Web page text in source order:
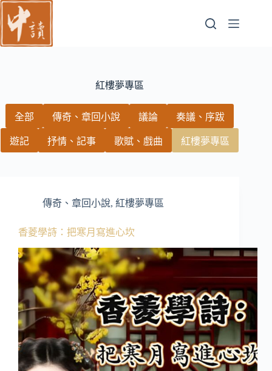
跳
至
主
紅樓夢專區
全部 傳奇、章回小說 議論 奏議、序跋
遊記 抒情、記事 歌賦、戲曲 紅樓夢專區
傳奇、章回小說, 紅樓夢專區
香菱學詩：把寒月寫進心坎